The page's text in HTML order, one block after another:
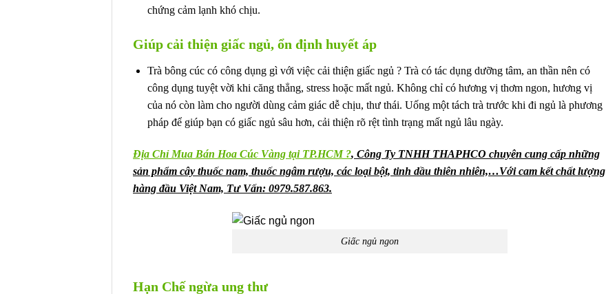
chứng cảm lạnh khó chịu.
Giúp cải thiện giấc ngủ, ổn định huyết áp
Trà bông cúc có công dụng gì với việc cải thiện giấc ngủ ? Trà có tác dụng dưỡng tâm, an thần nên có
công dụng tuyệt vời khi căng thẳng, stress hoặc mất ngủ. Không chỉ có hương vị thơm ngon, hương vị
của nó còn làm cho người dùng cảm giác dễ chịu, thư thái. Uống một tách trà trước khi đi ngủ là phương
pháp để giúp bạn có giấc ngủ sâu hơn, cải thiện rõ rệt tình trạng mất ngủ lâu ngày.
Địa Chỉ Mua Bán Hoa Cúc Vàng tại TP.HCM ?, Công Ty TNHH THAPHCO chuyên cung cấp những
sản phẩm cây thuốc nam, thuốc ngâm rượu, các loại bột, tinh dầu thiên nhiên,…Với cam kết chất lượng
hàng đầu Việt Nam, Tư Vấn: 0979.587.863.
Giấc ngủ ngon
Hạn Chế ngừa ung thư